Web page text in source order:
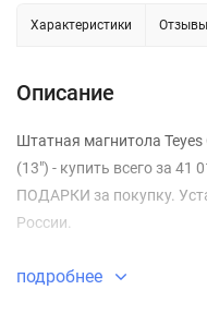
Характеристики
Описание
Штатная магнитола
(13") - купить всего за 41
ПОДАРКИ за покупку.
России.
подробнее